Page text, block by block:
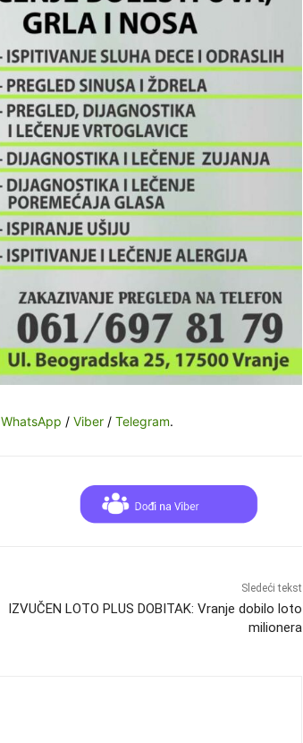
WhatsApp / Viber/ Telegram.
Sledeći tekst
IZVUČEN LOTO PLUS DOBITAK: Vranje dobilo loto
milionera